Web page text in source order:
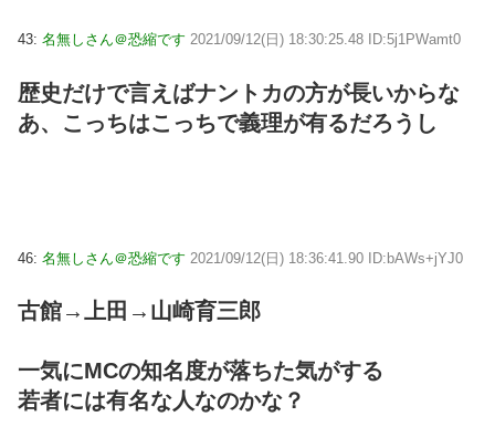
43: 名無しさん＠恐縮です 2021/09/12(日) 18:30:25.48 ID:5j1PWamt0
歴史だけで言えばナントカの方が長いからな
あ、こっちはこっちで義理が有るだろうし
46: 名無しさん＠恐縮です 2021/09/12(日) 18:36:41.90 ID:bAWs+jYJ0
古館→上田→山崎育三郎
一気にMCの知名度が落ちた気がする
若者には有名な人なのかな？